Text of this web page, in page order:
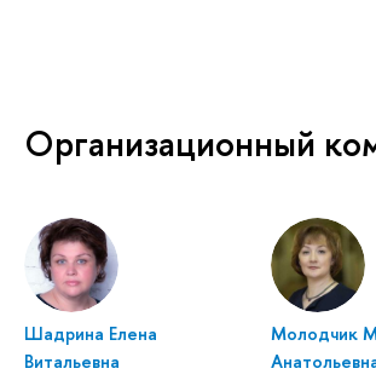
Организационный
Шадрина Елена
Витальевна
Молодчик